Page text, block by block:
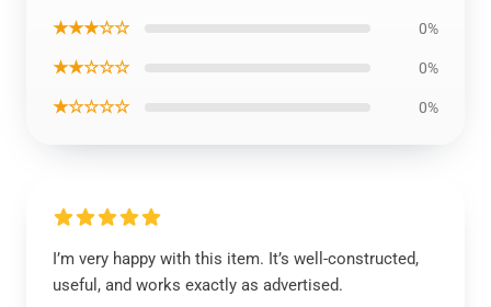
★★★☆☆ 0%
★★☆☆☆ 0%
★☆☆☆☆ 0%
I’m very happy with this item. It’s well-constructed,
useful, and works exactly as advertised.